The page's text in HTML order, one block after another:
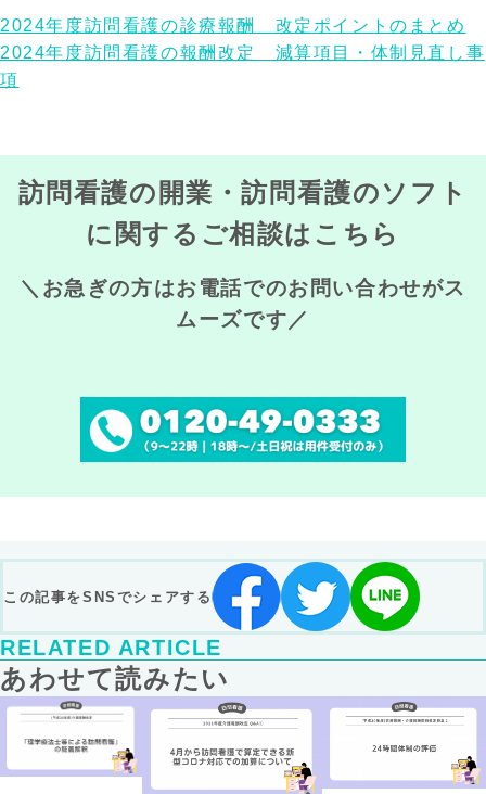
2024年度訪問看護の診療報酬 改定ポイントのまとめ
2024年度訪問看護の報酬改定 減算項目・体制見直し事
項
訪問看護の開業・訪問看護のソフト
に関するご相談はこちら
＼お急ぎの方はお電話でのお問い合わせがス
ムーズです／
この記事をSNSでシェアする
RELATED ARTICLE
あわせて読みたい